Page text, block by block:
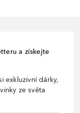
a získejte
exkluzivní dárky,
ze světa